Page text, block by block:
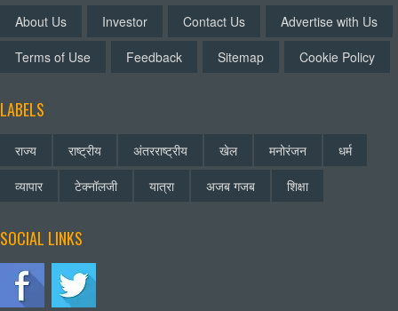
About Us Investor Contact Us
Advertise with Us
Terms of Use
Feedback Sitemap Cookie Policy
LABELS
राज्य राष्ट्रीय अंतरराष्ट्रीय खेल मनोरंजन
धर्म
व्यापार
टेक्नॉलजी यात्रा अजब गजब शिक्षा
SOCIAL LINKS